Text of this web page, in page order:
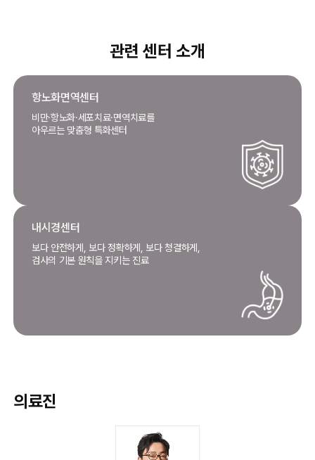
관련 센터 소개
항노화면역센터
비만·항노화·세포치료·면역치료를
아우르는 맞춤형 특화센터
내시경센터
보다 안전하게, 보다 정확하게, 보다 청결하게,
검사의 기본 원칙을 지키는 진료
의료진